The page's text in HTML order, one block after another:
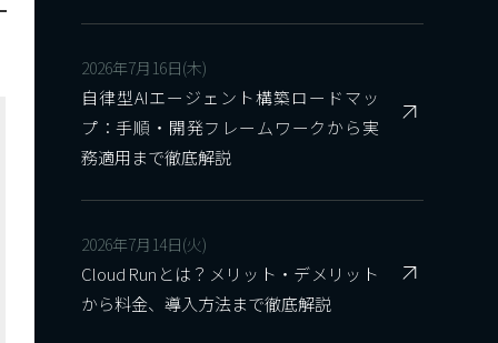
2026年7月16日(木)
自律型AIエージェント構築ロードマッ
プ：手順・開発フレームワークから実
務適用まで徹底解説
2026年7月14日(火)
Cloud Runとは？メリット・デメリット
から料金、導入方法まで徹底解説